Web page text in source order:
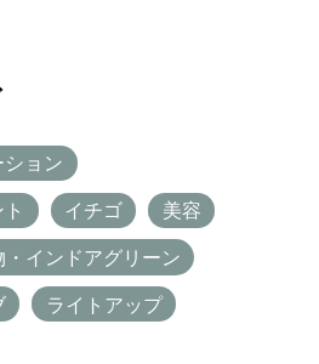
ション
イチゴ 美容
・インドアグリーン
ライトアップ